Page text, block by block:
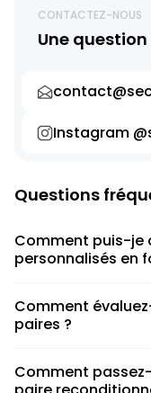
CONTACTEZ-NOUS
Une question
Instagram
Questions
Comment puis-je
personnalisés en
pour déterminer la
en dessous, au-
Comment
paires ?
défauts spécifiques
Comment